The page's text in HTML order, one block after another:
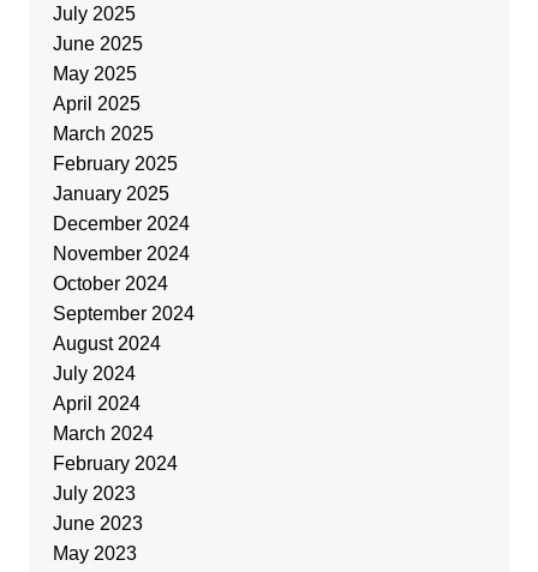
July 2025
June 2025
May 2025
April 2025
March 2025
February 2025
January 2025
December 2024
November 2024
October 2024
September 2024
August 2024
July 2024
April 2024
March 2024
February 2024
July 2023
June 2023
May 2023